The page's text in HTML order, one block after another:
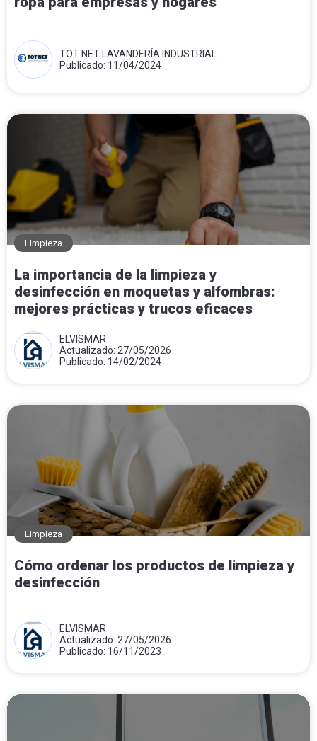
TOT NET LAVANDERÍA INDUSTRIAL
Publicado: 11/04/2024
Limpieza
La importancia de la limpieza y
desinfección en moquetas y alfombras:
mejores prácticas y trucos eficaces
ELVISMAR
Actualizado: 27/05/2026
Publicado: 14/02/2024
Limpieza
Cómo ordenar los productos de limpieza y
desinfección
ELVISMAR
Actualizado: 27/05/2026
Publicado: 16/11/2023